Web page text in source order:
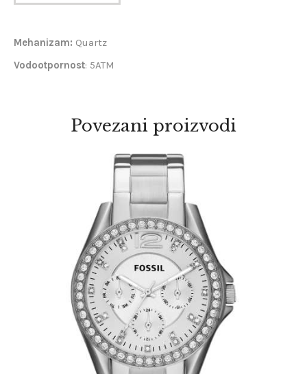
Mehanizam: Quartz
Vodootpornost: 5ATM
Povezani proizvodi
FOSSIL ES3202
345.00 KM